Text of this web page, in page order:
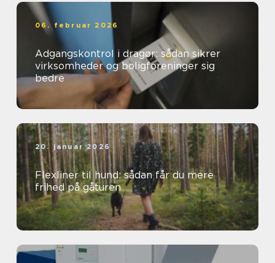
06. februar 2026
Adgangskontrol i dragør: sådan sikrer
virksomheder og boligforeninger sig
bedre
20. januar 2026
Flexliner til hund: sådan får du mere
frihed på gåturen